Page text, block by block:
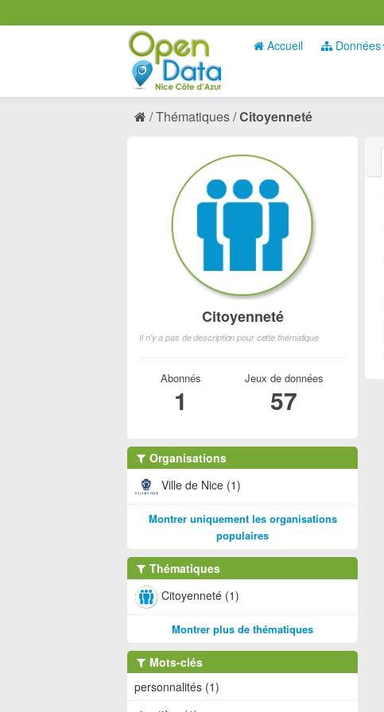
Accueil Données
Thématiques Citoyenneté
Citoyenneté
Il n'y a pas de description pour cette thématique
Abonnés
1
Jeux de données
57
Organisations
Ville de Nice (1)
Montrer uniquement les organisations
populaires
Thématiques
Citoyenneté (1)
Montrer plus de thématiques
Mots-clés
personnalités (1)